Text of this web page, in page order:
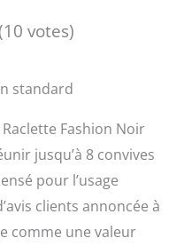
votes)
Raclette Fashion Noir
jusqu’à 8 convives
pour l’usage
clients annoncée à
comme une valeur